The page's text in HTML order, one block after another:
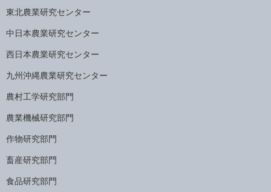
東北農業研究センター
中日本農業研究センター
西日本農業研究センター
九州沖縄農業研究センター
農村工学研究部門
農業機械研究部門
作物研究部門
畜産研究部門
食品研究部門